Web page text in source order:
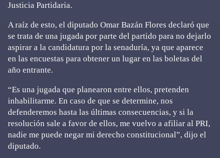
Justicia Partidaria.
A raíz de esto, el diputado Omar Bazán Flores declaró que
se trata de una jugada por parte del partido para no dejarlo
aspirar a la candidatura por la senaduría, ya que aparece
en las encuestas para obtener un lugar en las boletas del
año entrante.
“Es una jugada que planearon entre ellos, pretenden
inhabilitarme. En caso de que se determine, nos
defenderemos hasta las últimas consecuencias, y si la
resolución sale a favor de ellos, me vuelvo a afiliar al PRI,
nadie me puede negar mi derecho constitucional”, dijo el
diputado.